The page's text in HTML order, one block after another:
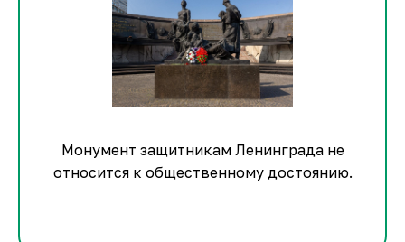
Монумент защитникам Ленинграда не
относится к общественному достоянию.